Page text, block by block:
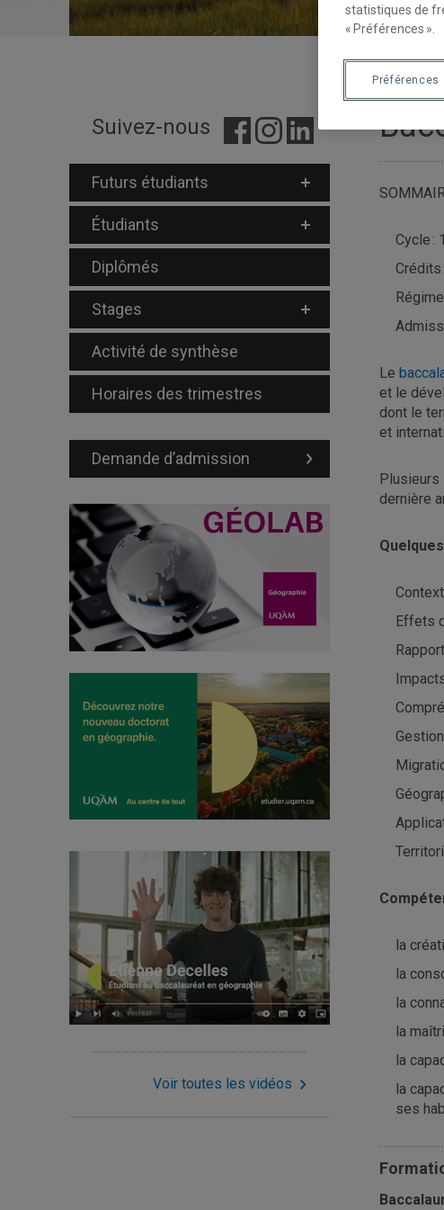
Suivez-nous
Futurs étudiants
Étudiants
Diplômés
Stages
Activité de synthèse
Horaires des trimestres
Demande d’admission
Voir toutes les vidéos
Cycle : 1
Crédits
Le
et le
dont le
et
Plusieurs
dernière
Effets
la
la
la
la
la
la
ses
statistiques de
« Préférences ».
Préférences